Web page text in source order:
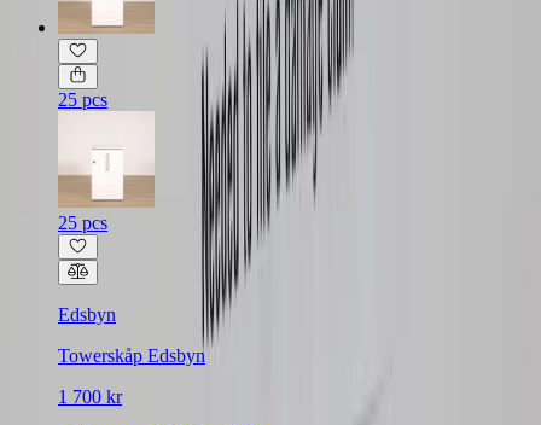
25 pcs
25 pcs
Edsbyn
Towerskåp Edsbyn
1 700 kr